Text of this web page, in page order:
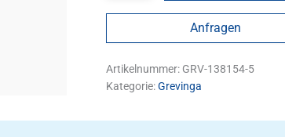
Anfragen
Artikelnummer: GRV-138154-5
Kategorie:Grevinga